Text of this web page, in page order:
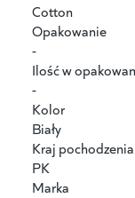
Cotton
Opakowanie
-
Ilość w
-
Kolor
Biały
Kraj pochodzenia
PK
Marka